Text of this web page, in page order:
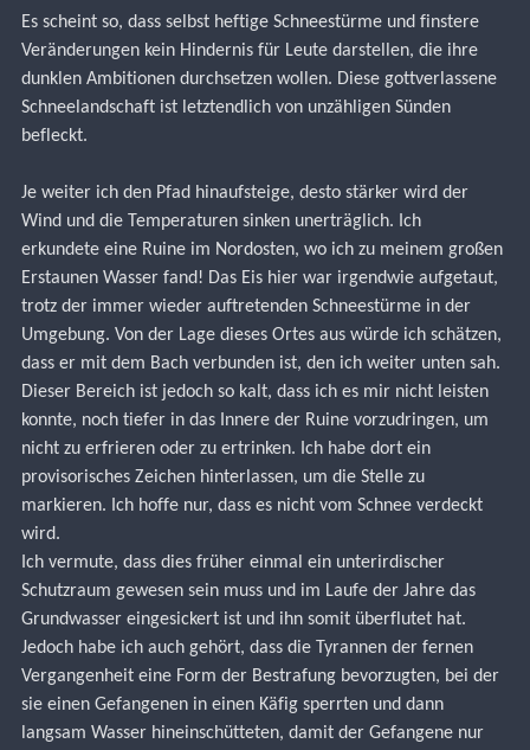
Es scheint so, dass selbst heftige Schneestürme und finstere
Veränderungen kein Hindernis für Leute darstellen, die ihre
dunklen Ambitionen durchsetzen wollen. Diese gottverlassene
Schneelandschaft ist letztendlich von unzähligen Sünden
befleckt.
Je weiter ich den Pfad hinaufsteige, desto stärker wird der
Wind und die Temperaturen sinken unerträglich. Ich
erkundete eine Ruine im Nordosten, wo ich zu meinem großen
Erstaunen Wasser fand! Das Eis hier war irgendwie aufgetaut,
trotz der immer wieder auftretenden Schneestürme in der
Umgebung. Von der Lage dieses Ortes aus würde ich schätzen,
dass er mit dem Bach verbunden ist, den ich weiter unten sah.
Dieser Bereich ist jedoch so kalt, dass ich es mir nicht leisten
konnte, noch tiefer in das Innere der Ruine vorzudringen, um
nicht zu erfrieren oder zu ertrinken. Ich habe dort ein
provisorisches Zeichen hinterlassen, um die Stelle zu
markieren. Ich hoffe nur, dass es nicht vom Schnee verdeckt
wird.
Ich vermute, dass dies früher einmal ein unterirdischer
Schutzraum gewesen sein muss und im Laufe der Jahre das
Grundwasser eingesickert ist und ihn somit überflutet hat.
Jedoch habe ich auch gehört, dass die Tyrannen der fernen
Vergangenheit eine Form der Bestrafung bevorzugten, bei der
sie einen Gefangenen in einen Käfig sperrten und dann
langsam Wasser hineinschütteten, damit der Gefangene nur